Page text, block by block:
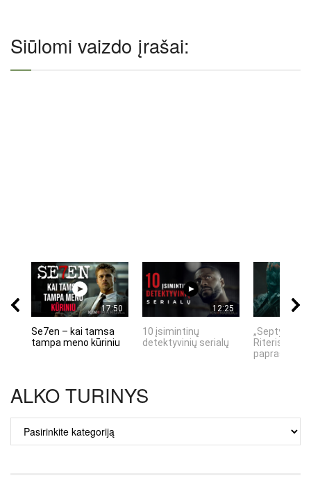
Siūlomi vaizdo įrašai:
17:50
Se7en – kai tamsa
tampa meno kūriniu
12:25
10 įsimintinų
detektyvinių serialų
„Septynių
Riteris" – kai
ALKO TURINYS
TURINYS